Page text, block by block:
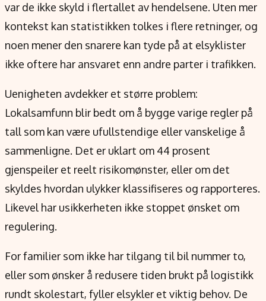
var de ikke skyld i flertallet av hendelsene. Uten mer
kontekst kan statistikken tolkes i flere retninger, og
noen mener den snarere kan tyde på at elsyklister
ikke oftere har ansvaret enn andre parter i trafikken.
Uenigheten avdekker et større problem:
Lokalsamfunn blir bedt om å bygge varige regler på
tall som kan være ufullstendige eller vanskelige å
sammenligne. Det er uklart om 44 prosent
gjenspeiler et reelt risikomønster, eller om det
skyldes hvordan ulykker klassifiseres og rapporteres.
Likevel har usikkerheten ikke stoppet ønsket om
regulering.
For familier som ikke har tilgang til bil nummer to,
eller som ønsker å redusere tiden brukt på logistikk
rundt skolestart, fyller elsykler et viktig behov. De